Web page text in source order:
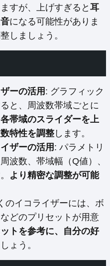
すが、上げすぎると 耳
になる可能性がありま
しましょう。
ーの活用 : グラフィック
と、周波数帯域ごとに
各帯域のスライダーを上
特性を調整 します。
ザーの活用 : パラメトリ
波数、帯域幅（Q値）、
より精密な調整が可能
のイコライザーには、ボ
どのプリセットが用意
トを参考に、自分の好
ょう。